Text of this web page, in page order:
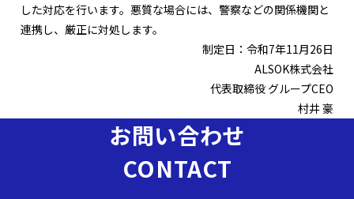
した対応を行います。悪質な場合には、警察などの関係機関と
連携し、厳正に対処します。
制定日：令和7年11月26日
ALSOK株式会社
代表取締役 グループCEO
村井 豪
お問い合わせ
CONTACT